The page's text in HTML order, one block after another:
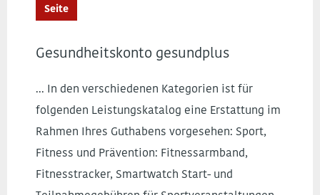
Seite
Gesundheitskonto gesundplus
... In den verschiedenen Kategorien ist für
folgenden Leistungskatalog eine Erstattung im
Rahmen Ihres Guthabens vorgesehen: Sport,
Fitness und Prävention: Fitnessarmband,
Fitnesstracker, Smartwatch Start- und